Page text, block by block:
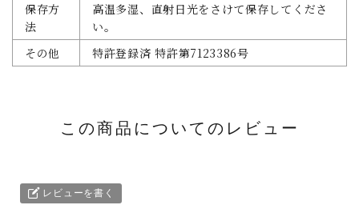
保存方
法
高温多湿、直射日光をさけて保存してくださ
い。
その他
特許登録済 特許第7123386号
この商品についてのレビュー
レビューを書く